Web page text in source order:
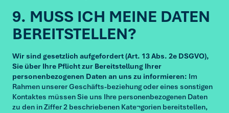
9. MUSS ICH MEINE DATEN
BEREITSTELLEN?
Wir sind gesetzlich aufgefordert (Art. 13 Abs. 2e DSGVO),
Sie über Ihre Pflicht zur Bereitstellung Ihrer
personenbezogenen Daten an uns zu informieren: Im
Rahmen unserer Geschäfts-beziehung oder eines sonstigen
Kontaktes müssen Sie uns Ihre personenbezogenen Daten
zu den in Ziffer 2 beschriebenen Kate¬gorien bereitstellen,